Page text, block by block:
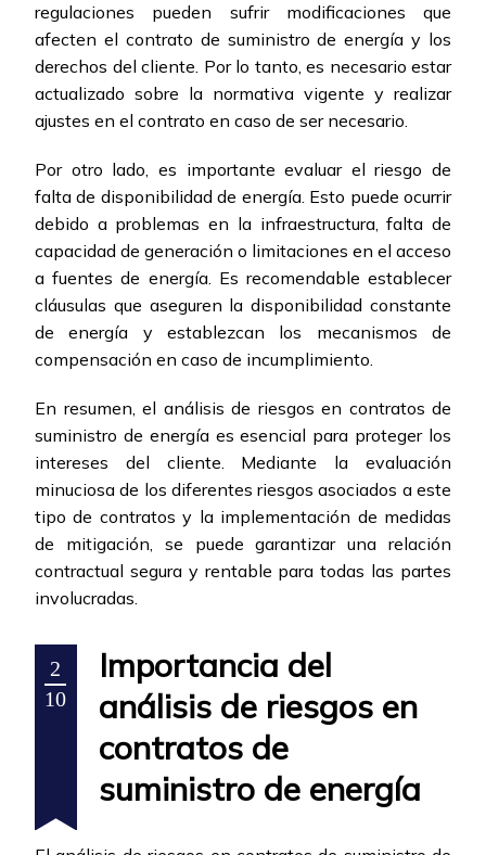
regulaciones pueden sufrir modificaciones que
afecten el contrato de suministro de energía y los
derechos del cliente. Por lo tanto, es necesario estar
actualizado sobre la normativa vigente y realizar
ajustes en el contrato en caso de ser necesario.
Por otro lado, es importante evaluar el riesgo de
falta de disponibilidad de energía. Esto puede ocurrir
debido a problemas en la infraestructura, falta de
capacidad de generación o limitaciones en el acceso
a fuentes de energía. Es recomendable establecer
cláusulas que aseguren la disponibilidad constante
de energía y establezcan los mecanismos de
compensación en caso de incumplimiento.
En resumen, el análisis de riesgos en contratos de
suministro de energía es esencial para proteger los
intereses del cliente. Mediante la evaluación
minuciosa de los diferentes riesgos asociados a este
tipo de contratos y la implementación de medidas
de mitigación, se puede garantizar una relación
contractual segura y rentable para todas las partes
involucradas.
2
10
Importancia del
análisis de riesgos en
contratos de
suministro de energía